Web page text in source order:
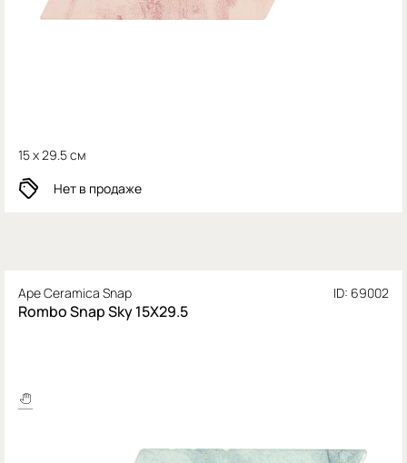
15 x 29.5 см
Нет в продаже
Ape Ceramica Snap ID: 69002
Rombo Snap Sky 15X29.5